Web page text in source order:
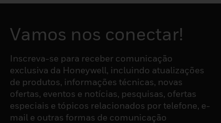
Vamos nos conectar!
Inscreva-se para receber comunicação
exclusiva da Honeywell, incluindo atualizações
de produtos, informações técnicas, novas
ofertas, eventos e notícias, pesquisas, ofertas
especiais e tópicos relacionados por telefone, e-
mail e outras formas de comunicação